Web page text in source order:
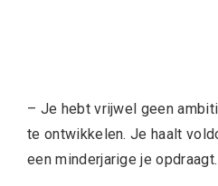
– Je hebt vrijwel geen
te ontwikkelen. Je haalt
een minderjarige je opdraagt.